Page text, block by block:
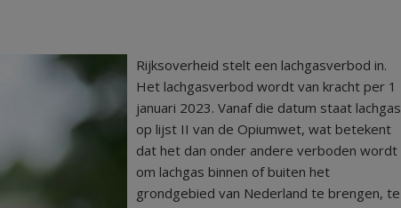
Rijksoverheid stelt een lachgasverbod in.
Het lachgasverbod wordt van kracht per 1
januari 2023. Vanaf die datum staat lachgas
op lijst II van de Opiumwet, wat betekent
dat het dan onder andere verboden wordt
om lachgas binnen of buiten het
grondgebied van Nederland te brengen, te